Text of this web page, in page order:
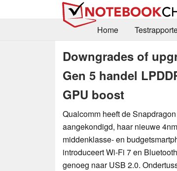
Home
Downgrades of
Gen 5 handel
GPU boost
Qualcomm heeft de
aangekondigd, haar nieuwe
middenklasse- en
introduceert Wi-Fi 7 en
genoeg naar USB 2.0.